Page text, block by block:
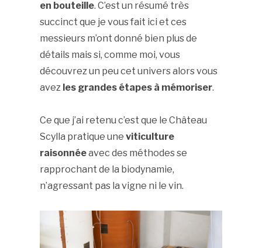
en bouteille. C’est un résumé très
succinct que je vous fait ici et ces
messieurs m’ont donné bien plus de
détails mais si, comme moi, vous
découvrez un peu cet univers alors vous
avezles grandes étapes à mémoriser.
Ce que j’ai retenu c’est que le Château
Scylla pratique une viticulture
raisonnéeavec des méthodes se
rapprochant de la biodynamie,
n’agressant pas la vigne ni le vin.